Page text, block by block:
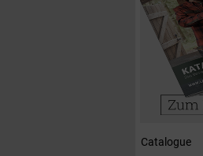
Catalogue